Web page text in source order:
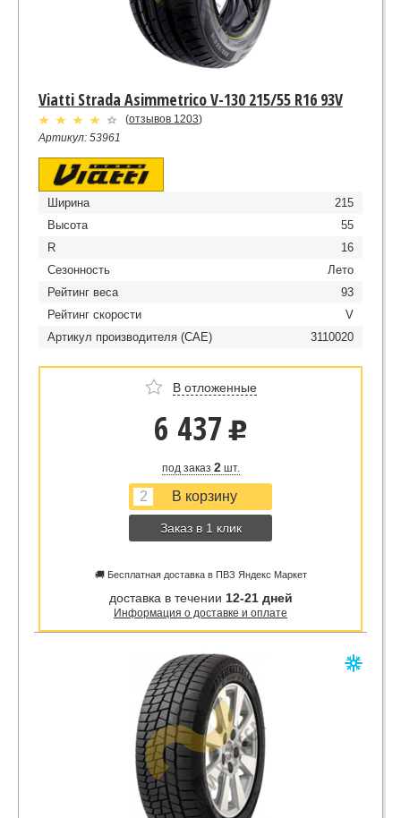
Viatti Strada Asimmetrico V-130 215/55 R16 93V
(отзывов 1203)
Артикул: 53961
Ширина
215
Высота
55
R
16
Сезонность
Лето
Рейтинг веса
93
Рейтинг скорости
V
Артикул производителя (CAE)
3110020
В отложенные
6 437 u
под заказ 2шт.
Заказ в 1 клик
🚚 Бесплатная доставка в ПВЗ Яндекс Маркет
доставка в течении 12-21 дней
Информация о доставке и оплате